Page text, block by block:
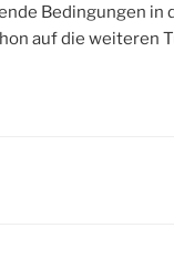
Bedingungen in
auf die weiteren